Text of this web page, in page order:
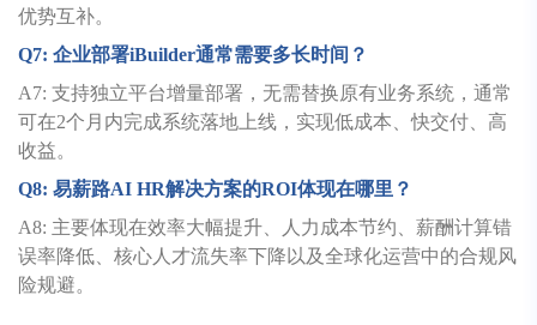
优势互补。
Q7: 企业部署iBuilder通常需要多长时间？
A7: 支持独立平台增量部署，无需替换原有业务系统，通常
可在2个月内完成系统落地上线，实现低成本、快交付、高
收益。
Q8: 易薪路AI HR解决方案的ROI体现在哪里？
A8: 主要体现在效率大幅提升、人力成本节约、薪酬计算错
误率降低、核心人才流失率下降以及全球化运营中的合规风
险规避。